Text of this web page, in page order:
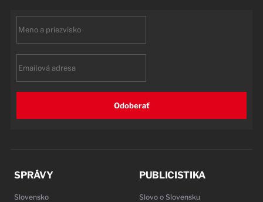
Odoberať
SPRÁVY
Slovensko
PUBLICISTIKA
Slovo o Slovensku